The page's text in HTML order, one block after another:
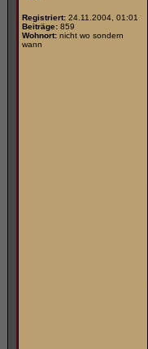
Registriert:24.11.2004, 01:01
Beiträge:859
Wohnort:nicht wo sondern
wann